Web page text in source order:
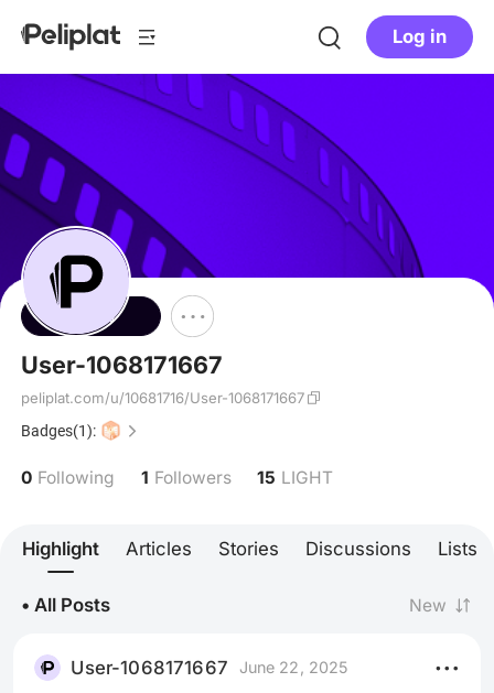
Log in
Follow
User-1068171667
peliplat.com/u/10681716/User-1068171667
Badges(1):
0 Following 1 Followers 15 LIGHT
Highlight Articles Stories Discussions Lists
• All Posts New
User-1068171667 June 22, 2025